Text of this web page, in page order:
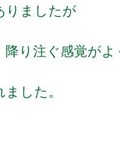
ましたが
り注ぐ感覚がよ
した。